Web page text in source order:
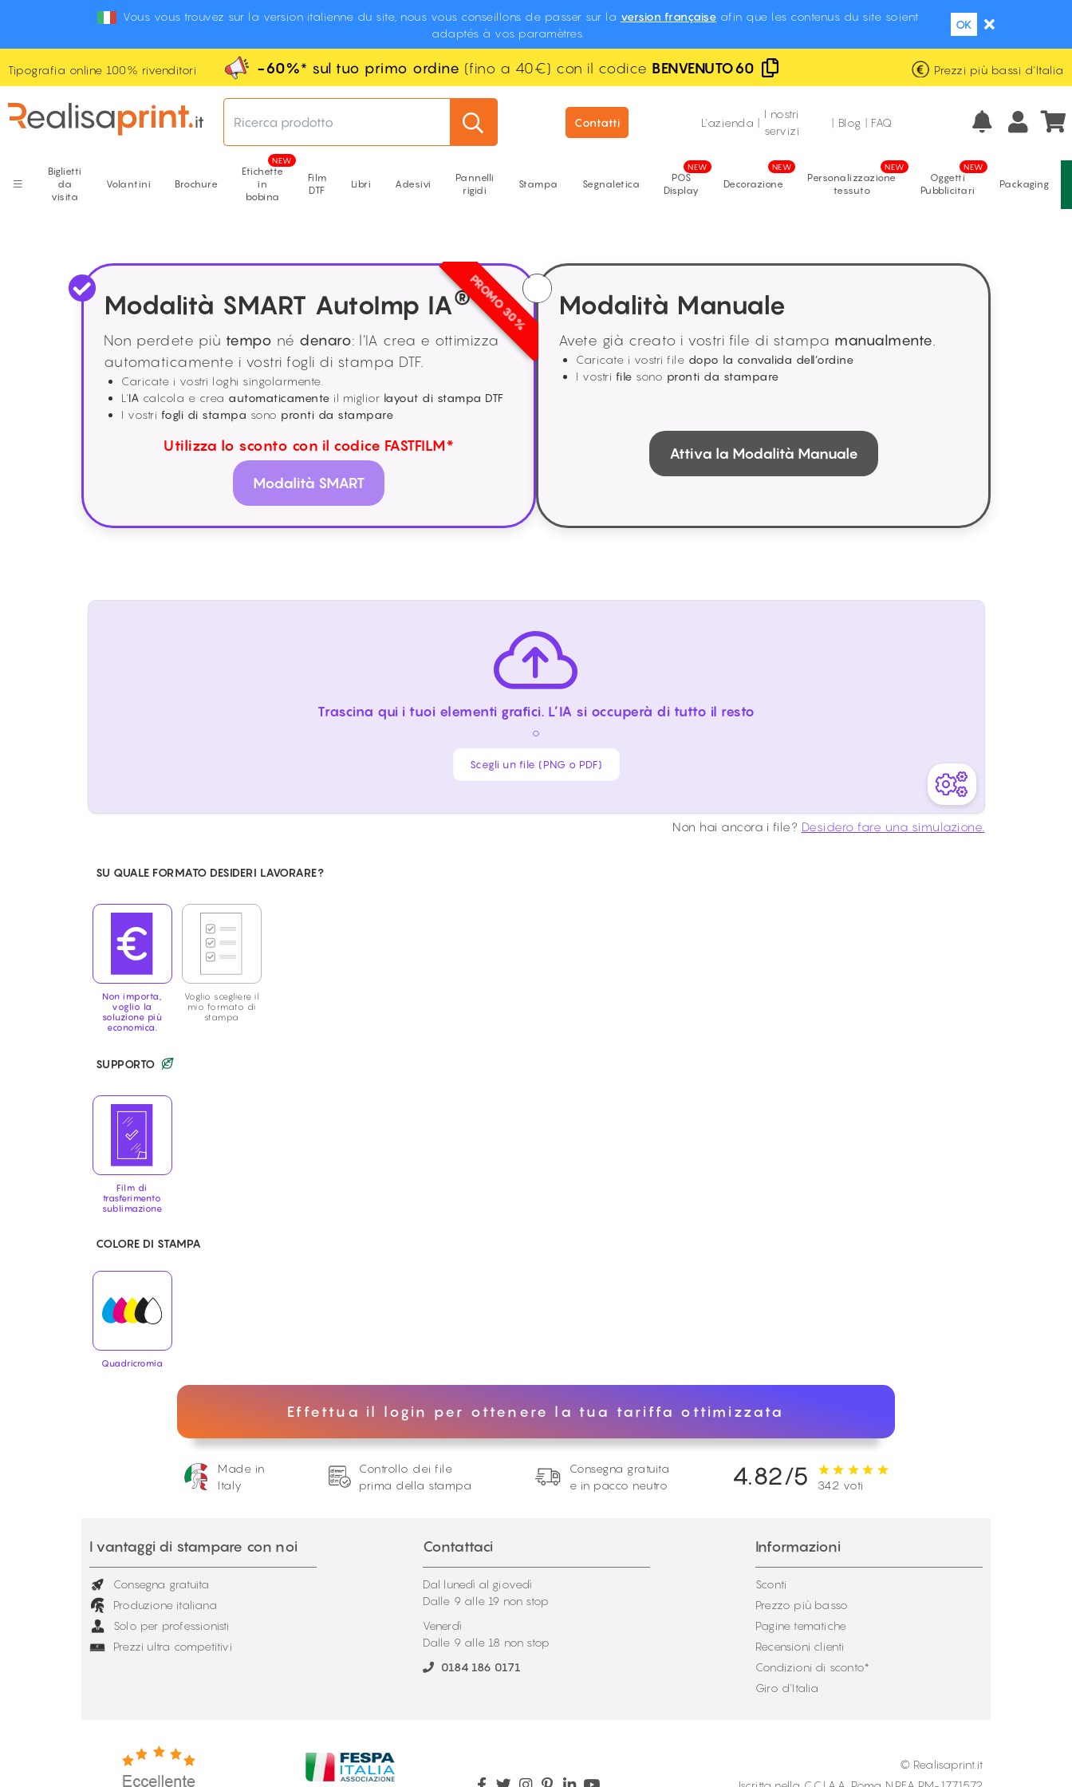
Vous vous trouvez sur la version italienne du site, nous vous conseillons de passer sur la version française afin que les contenus du site soient
adaptés à vos paramètres.
OK
Tipografia online 100% rivenditori -60%* sul tuo primo ordine (fino a 40€) con il codice BENVENUTO60
Prezzi più bassi d'Italia
Eccellente
recensioni verificate
Fabbricazione italiana
Ricerca prodotto Contatti L'azienda |
I nostri
servizi
| Blog | FAQ
Biglietti
da
visita
Volantini Brochure
Etichette
in
bobina
Film
DTF
Libri Adesivi
Pannelli
rigidi
Stampa Segnaletica
POS
Display
Decorazione
Personalizzazione
tessuto
Oggetti
Pubblicitari
Packaging
PROMO 30%
Modalità SMART AutoImp IA®
Non perdete più tempo né denaro: l’IA crea e ottimizza
automaticamente i vostri fogli di stampa DTF.
Caricate i vostri loghi singolarmente.
L'IA calcola e crea automaticamente il miglior layout di stampa DTF
I vostri fogli di stampa sono pronti da stampare
Utilizza lo sconto con il codice FASTFILM*
Modalità SMART
Modalità Manuale
Avete già creato i vostri file di stampa manualmente
Caricate i vostri file dopo la convalida dell’ordine
I vostri file sono pronti da stampare
Attiva la Modalità Manuale
Trascina qui i tuoi elementi grafici. L’IA si occuperà di tutto il resto
o
Scegli un file (PNG o PDF)
Non hai ancora i file? Desidero fare una simulazione.
SU QUALE FORMATO DESIDERI LAVORARE?
Non importa,
voglio la
soluzione più
economica.
Voglio scegliere il
mio formato di
stampa
SUPPORTO
Film di
trasferimento
sublimazione
COLORE DI STAMPA
Quadricromia
Effettua il login per ottenere la tua tariffa ottimizzata
Made in
Italy
Controllo dei file
prima della stampa
Consegna gratuita
e in pacco neutro
4.82/5 342 voti
I vantaggi di stampare con noi
Consegna gratuita
Produzione italiana
Solo per professionisti
Prezzi ultra competitivi
Contattaci
Dal lunedì al giovedì
Dalle 9 alle 19 non stop
Venerdì
Dalle 9 alle 18 non stop
0184 186 0171
Informazioni
Sconti
Prezzo più basso
Pagine tematiche
Recensioni clienti
Condizioni di sconto*
Giro d'Italia
© Realisaprint.it